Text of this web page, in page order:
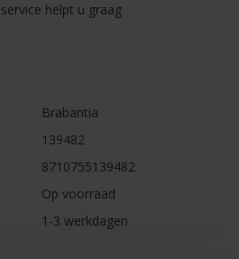
helpt u graag
Brabantia
139482
8710755139482
Op voorraad
1-3 werkdagen